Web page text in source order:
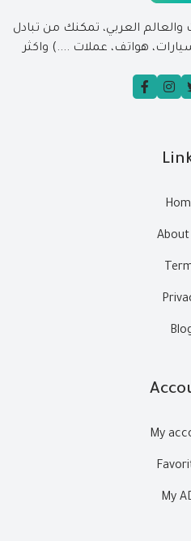
العربي، تمكنك من تبادل
هواتف، عملات ....) واكثر
About
My
My